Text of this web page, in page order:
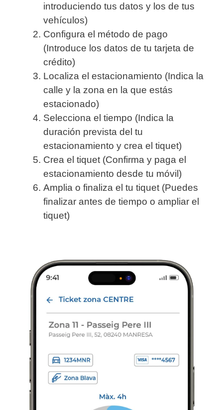
introduciendo tus datos y los de tus
vehículos)
Configura el método de pago
(Introduce los datos de tu tarjeta de
crédito)
Localiza el estacionamiento (Indica la
calle y la zona en la que estás
estacionado)
Selecciona el tiempo (Indica la
duración prevista del tu
estacionamiento y crea el tiquet)
Crea el tiquet (Confirma y paga el
estacionamiento desde tu móvil)
Amplia o finaliza el tu tiquet (Puedes
finalizar antes de tiempo o ampliar el
tiquet)